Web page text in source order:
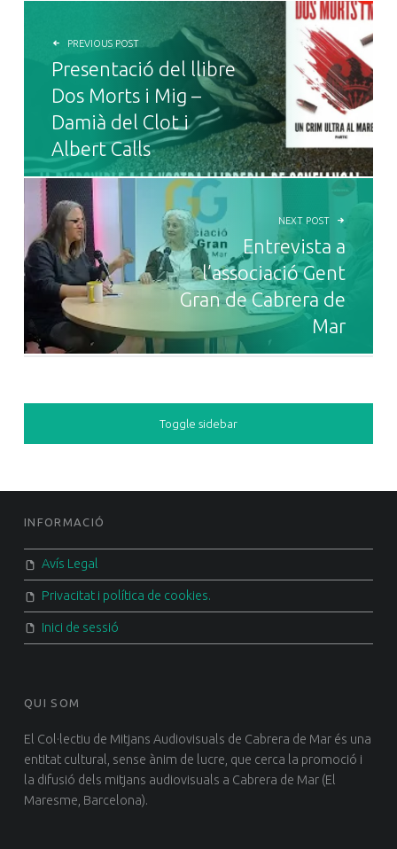
PREVIOUS POST
Presentació del llibre
Dos Morts i Mig –
Damià del Clot i
Albert Calls
NEXT POST
Entrevista a
l’associació Gent
Gran de Cabrera de
Mar
SIDEBAR
Toggle sidebar
FOOTER SIDEBAR
INFORMACIÓ
Avís Legal
Privacitat i política de cookies.
Inici de sessió
QUI SOM
El Col·lectiu de Mitjans Audiovisuals de Cabrera de Mar és una
entitat cultural, sense ànim de lucre, que cerca la promoció i
la difusió dels mitjans audiovisuals a Cabrera de Mar (El
Maresme, Barcelona).